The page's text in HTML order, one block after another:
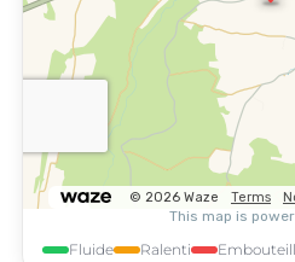
Fluide Ralenti